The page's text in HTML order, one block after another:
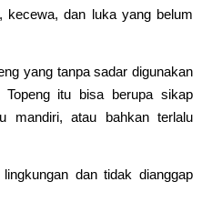
kecewa, dan luka yang belum
yang tanpa sadar digunakan
Topeng itu bisa berupa sikap
mandiri, atau bahkan terlalu
dan tidak dianggap